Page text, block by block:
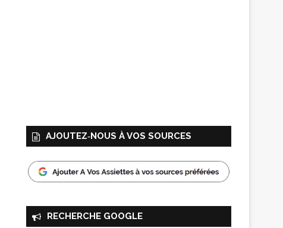
AJOUTEZ‑NOUS À VOS SOURCES
RECHERCHE GOOGLE